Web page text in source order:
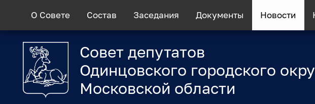
О Совете Состав Заседания Документы Новости
Совет депутатов
Одинцовского городского
Московской области